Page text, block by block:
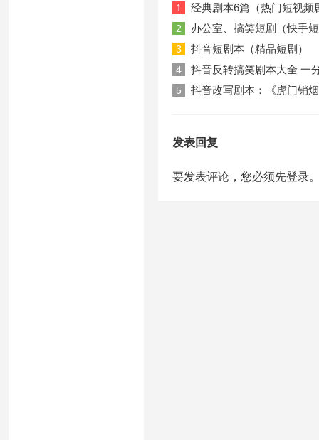
1 经典剧本6篇（热门短视频
2 办公室、搞笑短剧（快手
3 抖音短剧本（精品短剧）
4 抖音反转搞笑剧本大全 一
5 抖音改写剧本：《虎门销
发表回复
要发表评论，您必须先登录